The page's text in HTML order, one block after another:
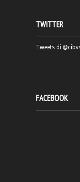
TWITTER
Tweets di
FACEBOOK